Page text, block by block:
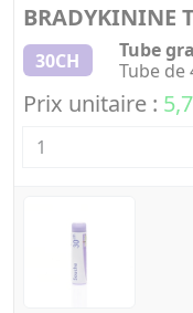
BRADYKININE
30CH
Tube
Tube de
Prix unitaire :